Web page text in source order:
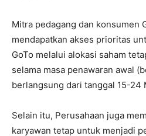
Mitra pedagang dan konsumen
mendapatkan akses prioritas
GoTo melalui alokasi saham
selama masa penawaran awal
berlangsung dari tanggal 15-24
Selain itu, Perusahaan juga
karyawan tetap untuk menjadi